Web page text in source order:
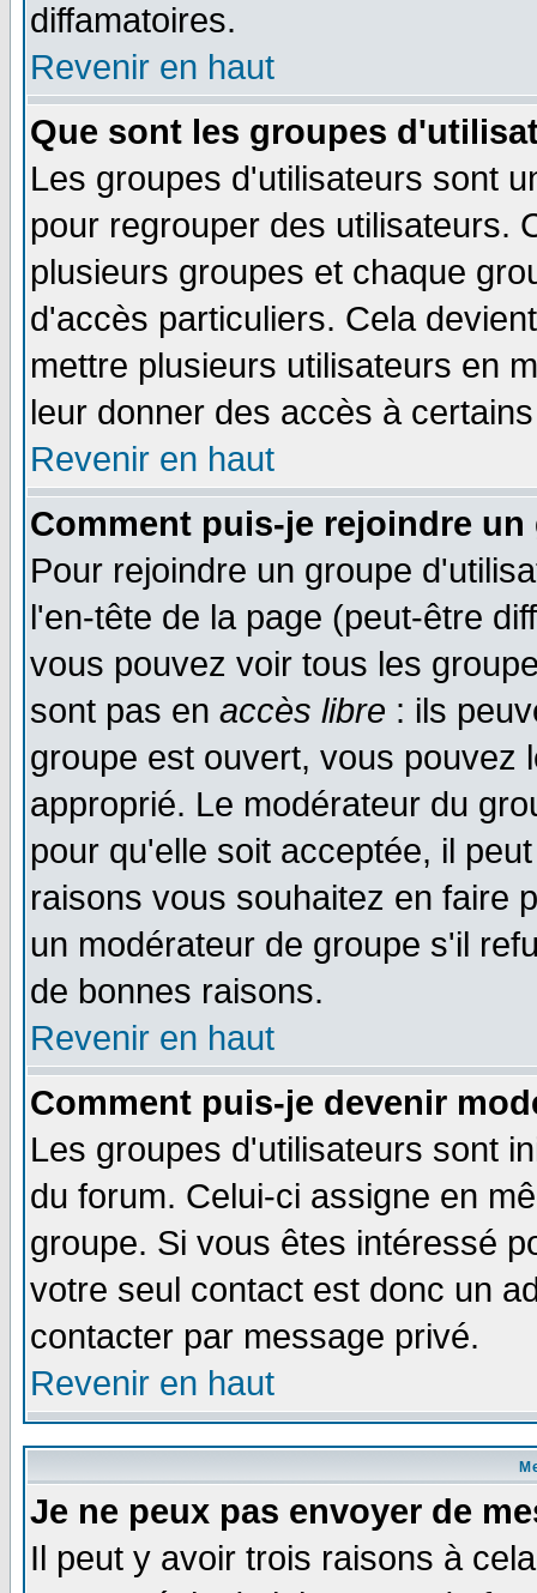
diffamatoires.
Revenir en haut
Que sont les groupes
Les groupes d'utilisateurs sont
pour regrouper des utilisateurs.
plusieurs groupes et chaque
d'accès particuliers. Cela
mettre plusieurs utilisateurs en
leur donner des accès à
Revenir en haut
Comment puis-je rejoindre
Pour rejoindre un groupe
l'en-tête de la page (peut-être
vous pouvez voir tous les
sont pas en accès libre : ils
groupe est ouvert, vous pouvez
approprié. Le modérateur du
pour qu'elle soit acceptée, il
raisons vous souhaitez en faire
un modérateur de groupe s'il
de bonnes raisons.
Revenir en haut
Comment puis-je devenir
Les groupes d'utilisateurs sont
du forum. Celui-ci assigne en
groupe. Si vous êtes intéressé
votre seul contact est donc un
contacter par message privé.
Revenir en haut
Je ne peux pas envoyer de
Il peut y avoir trois raisons à